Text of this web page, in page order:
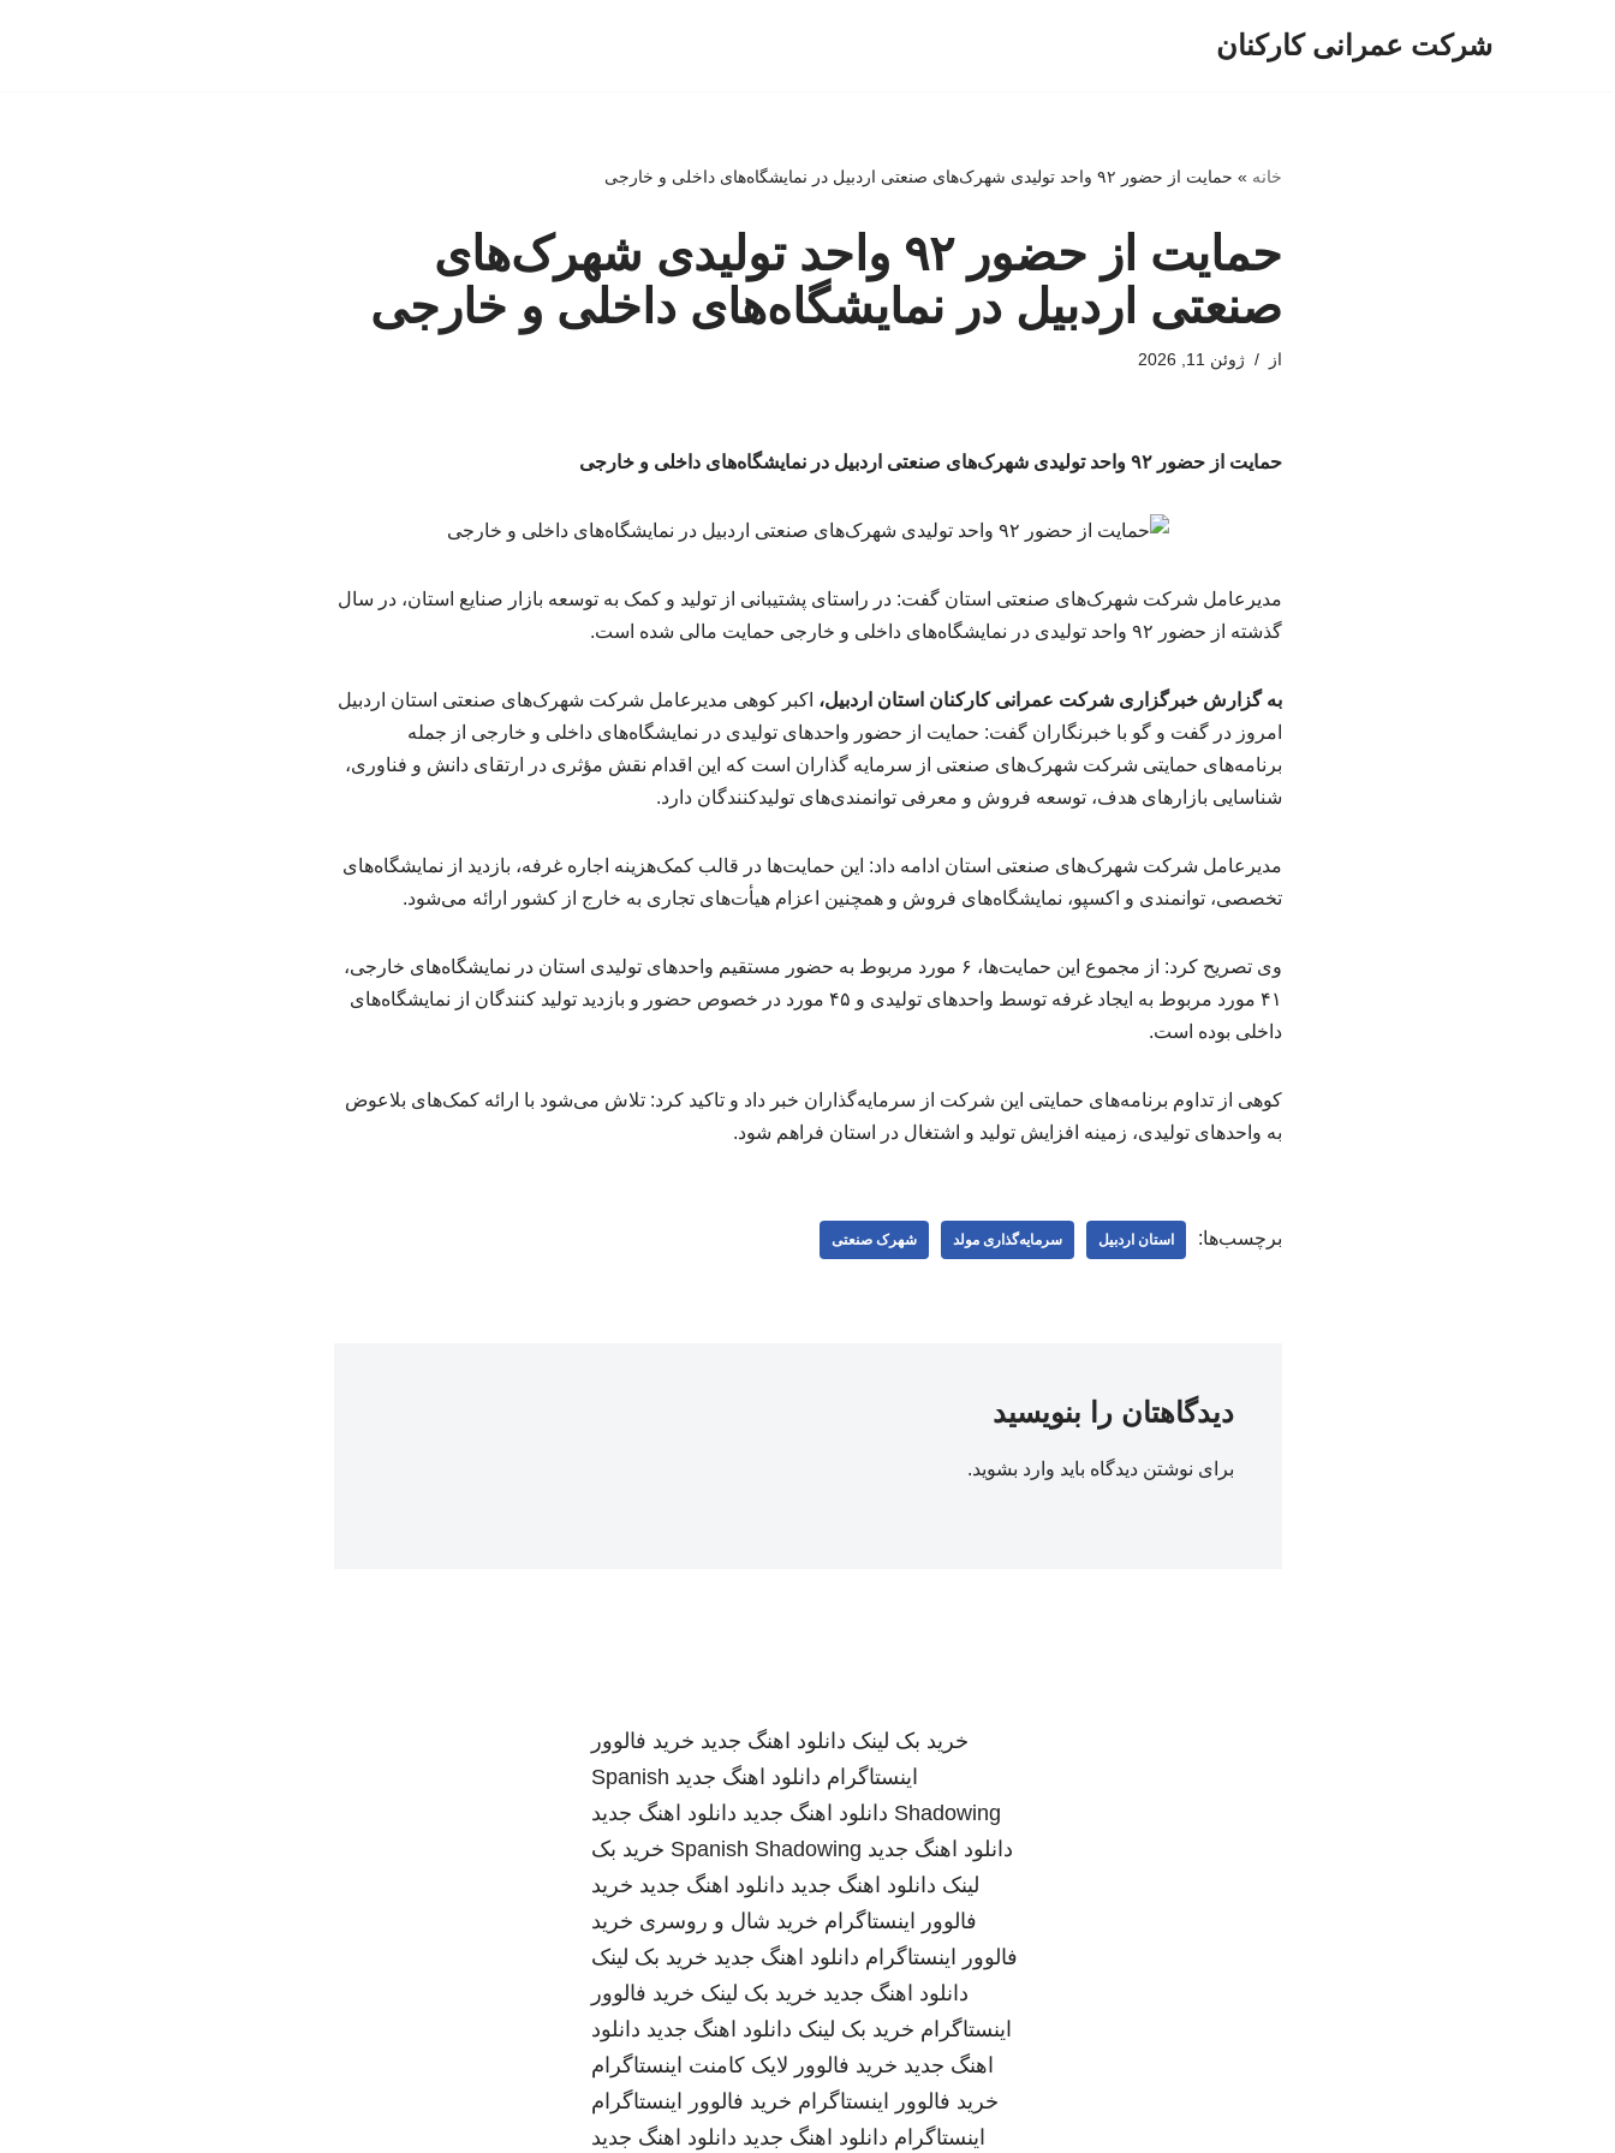
شرکت عمرانی کارکنان
خانه » حمایت از حضور ۹۲ واحد تولیدی شهرک‌های صنعتی اردبیل در نمایشگاه‌های داخلی و خارجی
حمایت از حضور ۹۲ واحد تولیدی شهرک‌های
صنعتی اردبیل در نمایشگاه‌های داخلی و خارجی
از ژوئن 11, 2026
حمایت از حضور ۹۲ واحد تولیدی شهرک‌های صنعتی اردبیل در نمایشگاه‌های داخلی و خارجی
مدیرعامل شرکت شهرک‌های صنعتی استان گفت: در راستای پشتیبانی از تولید و کمک به توسعه بازار صنایع استان، در سال
گذشته از حضور ۹۲ واحد تولیدی در نمایشگاه‌های داخلی و خارجی حمایت مالی شده است.
به گزارش خبرگزاری شرکت عمرانی کارکنان استان اردبیل، اکبر کوهی مدیرعامل شرکت شهرک‌های صنعتی استان اردبیل
امروز در گفت و گو با خبرنگاران گفت: حمایت از حضور واحدهای تولیدی در نمایشگاه‌های داخلی و خارجی از جمله
برنامه‌های حمایتی شرکت شهرک‌های صنعتی از سرمایه گذاران است که این اقدام نقش مؤثری در ارتقای دانش و فناوری،
شناسایی بازارهای هدف، توسعه فروش و معرفی توانمندی‌های تولیدکنندگان دارد.
مدیرعامل شرکت شهرک‌های صنعتی استان ادامه داد: این حمایت‌ها در قالب کمک‌هزینه اجاره غرفه، بازدید از نمایشگاه‌های
تخصصی، توانمندی و اکسپو، نمایشگاه‌های فروش و همچنین اعزام هیأت‌های تجاری به خارج از کشور ارائه می‌شود.
وی تصریح کرد: از مجموع این حمایت‌ها، ۶ مورد مربوط به حضور مستقیم واحدهای تولیدی استان در نمایشگاه‌های خارجی،
۴۱ مورد مربوط به ایجاد غرفه توسط واحدهای تولیدی و ۴۵ مورد در خصوص حضور و بازدید تولید کنندگان از نمایشگاه‌های
داخلی بوده است.
کوهی از تداوم برنامه‌های حمایتی این شرکت از سرمایه‌گذاران خبر داد و تاکید کرد: تلاش می‌شود با ارائه کمک‌های بلاعوض
به واحدهای تولیدی، زمینه افزایش تولید و اشتغال در استان فراهم شود.
برچسب‌ها: استان اردبیل سرمایه‌گذاری مولد شهرک صنعتی
دیدگاهتان را بنویسید
برای نوشتن دیدگاه باید وارد بشوید.
خرید بک لینک دانلود اهنگ جدید خرید فالوور
اینستاگرام دانلود اهنگ جدید Spanish
Shadowing دانلود اهنگ جدید دانلود اهنگ جدید
دانلود اهنگ جدید Spanish Shadowing خرید بک
لینک دانلود اهنگ جدید دانلود اهنگ جدید خرید
فالوور اینستاگرام خرید شال و روسری خرید
فالوور اینستاگرام دانلود اهنگ جدید خرید بک لینک
دانلود اهنگ جدید خرید بک لینک خرید فالوور
اینستاگرام خرید بک لینک دانلود اهنگ جدید دانلود
اهنگ جدید خرید فالوور لایک کامنت اینستاگرام
خرید فالوور اینستاگرام خرید فالوور اینستاگرام
اینستاگرام دانلود اهنگ جدید دانلود اهنگ جدید